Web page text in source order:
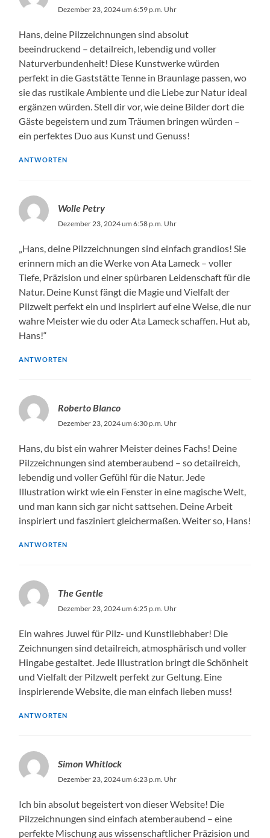
Dezember 23, 2024 um 6:59 p.m. Uhr
Hans, deine Pilzzeichnungen sind absolut
beeindruckend – detailreich, lebendig und voller
Naturverbundenheit! Diese Kunstwerke würden
perfekt in die Gaststätte Tenne in Braunlage passen, wo
sie das rustikale Ambiente und die Liebe zur Natur ideal
ergänzen würden. Stell dir vor, wie deine Bilder dort die
Gäste begeistern und zum Träumen bringen würden –
ein perfektes Duo aus Kunst und Genuss!
ANTWORTEN
Wolle Petry
Dezember 23, 2024 um 6:58 p.m. Uhr
„Hans, deine Pilzzeichnungen sind einfach grandios! Sie
erinnern mich an die Werke von Ata Lameck – voller
Tiefe, Präzision und einer spürbaren Leidenschaft für die
Natur. Deine Kunst fängt die Magie und Vielfalt der
Pilzwelt perfekt ein und inspiriert auf eine Weise, die nur
wahre Meister wie du oder Ata Lameck schaffen. Hut ab,
Hans!“
ANTWORTEN
Roberto Blanco
Dezember 23, 2024 um 6:30 p.m. Uhr
Hans, du bist ein wahrer Meister deines Fachs! Deine
Pilzzeichnungen sind atemberaubend – so detailreich,
lebendig und voller Gefühl für die Natur. Jede
Illustration wirkt wie ein Fenster in eine magische Welt,
und man kann sich gar nicht sattsehen. Deine Arbeit
inspiriert und fasziniert gleichermaßen. Weiter so, Hans!
ANTWORTEN
The Gentle
Dezember 23, 2024 um 6:25 p.m. Uhr
Ein wahres Juwel für Pilz- und Kunstliebhaber! Die
Zeichnungen sind detailreich, atmosphärisch und voller
Hingabe gestaltet. Jede Illustration bringt die Schönheit
und Vielfalt der Pilzwelt perfekt zur Geltung. Eine
inspirierende Website, die man einfach lieben muss!
ANTWORTEN
Simon Whitlock
Dezember 23, 2024 um 6:23 p.m. Uhr
Ich bin absolut begeistert von dieser Website! Die
Pilzzeichnungen sind einfach atemberaubend – eine
perfekte Mischung aus wissenschaftlicher Präzision und